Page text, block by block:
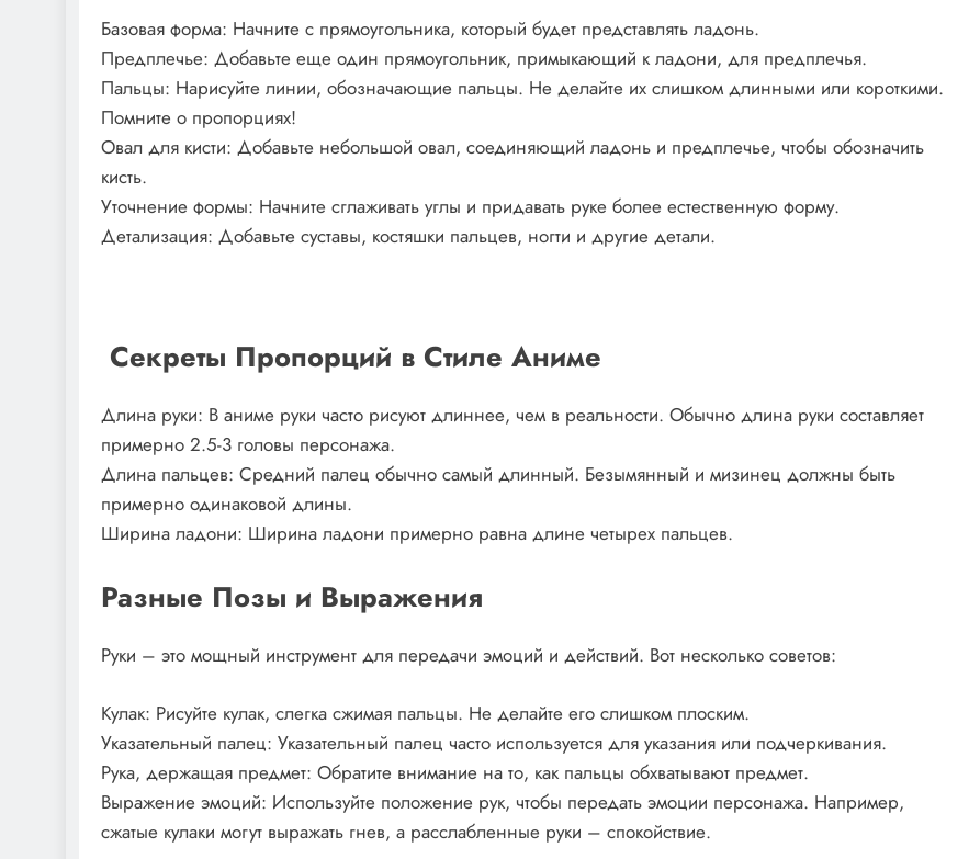
Базовая форма: Начните с прямоугольника, который будет представлять ладонь.
Предплечье: Добавьте еще один прямоугольник, примыкающий к ладони, для предплечья.
Пальцы: Нарисуйте линии, обозначающие пальцы. Не делайте их слишком длинными или короткими.
Помните о пропорциях!
Овал для кисти: Добавьте небольшой овал, соединяющий ладонь и предплечье, чтобы обозначить
кисть.
Уточнение формы: Начните сглаживать углы и придавать руке более естественную форму.
Детализация: Добавьте суставы, костяшки пальцев, ногти и другие детали.
️ Секреты Пропорций в Стиле Аниме
Длина руки: В аниме руки часто рисуют длиннее, чем в реальности. Обычно длина руки составляет
примерно 2.5-3 головы персонажа.
Длина пальцев: Средний палец обычно самый длинный. Безымянный и мизинец должны быть
примерно одинаковой длины.
Ширина ладони: Ширина ладони примерно равна длине четырех пальцев.
Разные Позы и Выражения
Руки – это мощный инструмент для передачи эмоций и действий. Вот несколько советов:
Кулак: Рисуйте кулак, слегка сжимая пальцы. Не делайте его слишком плоским.
Указательный палец: Указательный палец часто используется для указания или подчеркивания.
Рука, держащая предмет: Обратите внимание на то, как пальцы обхватывают предмет.
Выражение эмоций: Используйте положение рук, чтобы передать эмоции персонажа. Например,
сжатые кулаки могут выражать гнев, а расслабленные руки – спокойствие.